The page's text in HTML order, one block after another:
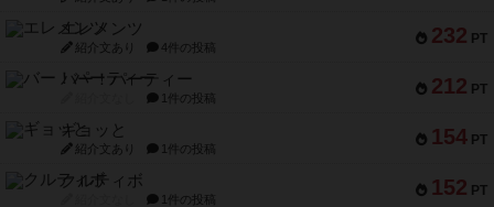
232 PT
エレメンツ
紹介文あり 4件の投稿
212 PT
バー！パーティー
1件の投稿
154 PT
ギョッと
紹介文あり 1件の投稿
152 PT
クルティボ
1件の投稿